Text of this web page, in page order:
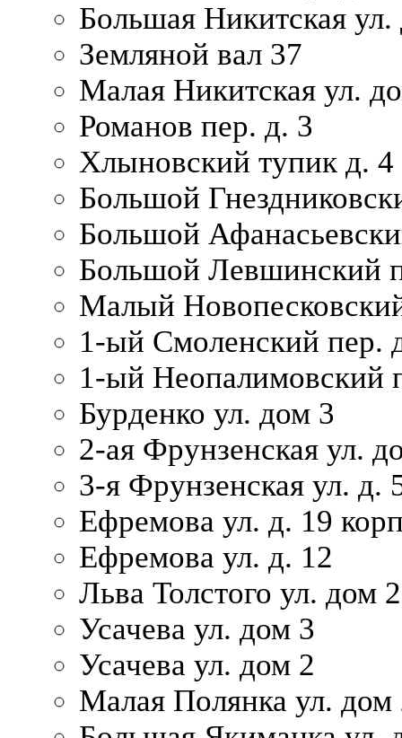
Большая Никитская
Земляной вал 37
Малая Никитская ул.
Романов пер. д. 3
Хлыновский тупик д. 4
Большой
Большой
Большой Левшинский
Малый
1-ый Смоленский пер.
1-ый Неопалимовский
Бурденко ул. дом 3
2-ая Фрунзенская ул.
3-я Фрунзенская ул. д.
Ефремова ул. д. 19
Ефремова ул. д. 12
Льва Толстого ул. дом
Усачева ул. дом 3
Усачева ул. дом 2
Малая Полянка ул. дом